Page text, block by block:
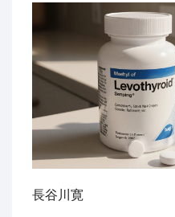
長谷川寛